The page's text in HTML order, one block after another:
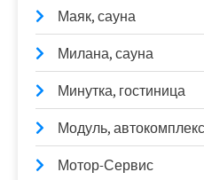
Маяк, сауна
Милана, сауна
Минутка, гостиница
Модуль, автокомплекс
Мотор-Сервис